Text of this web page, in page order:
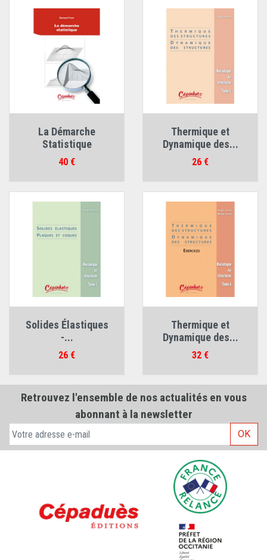
La Démarche
Statistique
Prix
40 €
Thermique et
Dynamique des...
Prix
26 €
Solides Élastiques
-...
Prix
26 €
Thermique et
Dynamique des...
Prix
32 €
Retrouvez l'ensemble de nos actualités en vous
abonnant à la newsletter
OK